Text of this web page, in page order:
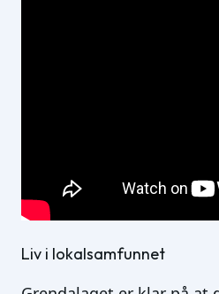
Liv i lokalsamfunnet